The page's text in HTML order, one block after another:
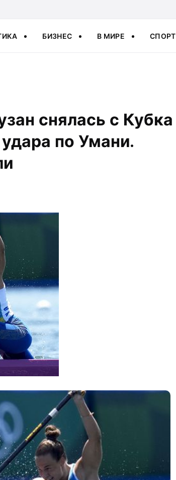
БИЗНЕС В МИРЕ СПОРТ
снялась с Кубка
по Умани.